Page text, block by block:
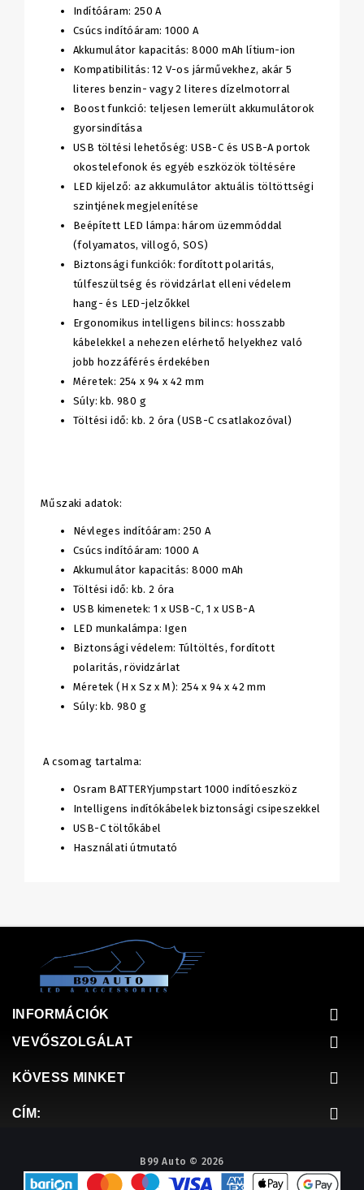
Indítóáram: 250 A
Csúcs indítóáram: 1000 A
Akkumulátor kapacitás: 8000 mAh lítium-ion
Kompatibilitás: 12 V-os járművekhez, akár 5
literes benzin- vagy 2 literes dízelmotorral
Boost funkció: teljesen lemerült akkumulátorok
gyorsindítása
USB töltési lehetőség: USB-C és USB-A portok
okostelefonok és egyéb eszközök töltésére
LED kijelző: az akkumulátor aktuális töltöttségi
szintjének megjelenítése
Beépített LED lámpa: három üzemmóddal
(folyamatos, villogó, SOS)
Biztonsági funkciók: fordított polaritás,
túlfeszültség és rövidzárlat elleni védelem
hang- és LED-jelzőkkel
Ergonomikus intelligens bilincs: hosszabb
kábelekkel a nehezen elérhető helyekhez való
jobb hozzáférés érdekében
Méretek: 254 x 94 x 42 mm
Súly: kb. 980 g
Töltési idő: kb. 2 óra (USB-C csatlakozóval)
Műszaki adatok:
Névleges indítóáram: 250 A
Csúcs indítóáram: 1000 A
Akkumulátor kapacitás: 8000 mAh
Töltési idő: kb. 2 óra
USB kimenetek: 1 x USB-C, 1 x USB-A
LED munkalámpa: Igen
Biztonsági védelem: Túltöltés, fordított
polaritás, rövidzárlat
Méretek (H x Sz x M): 254 x 94 x 42 mm
Súly: kb. 980 g
A csomag tartalma:
Osram BATTERYjumpstart 1000 indítóeszköz
Intelligens indítókábelek biztonsági csipeszekkel
USB-C töltőkábel
Használati útmutató
INFORMÁCIÓK
VEVŐSZOLGÁLAT
KÖVESS MINKET
CÍM:
B99 Auto © 2026